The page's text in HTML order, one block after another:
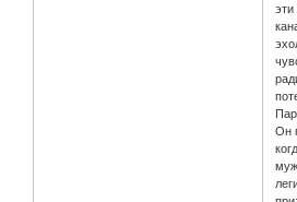
эти
Он